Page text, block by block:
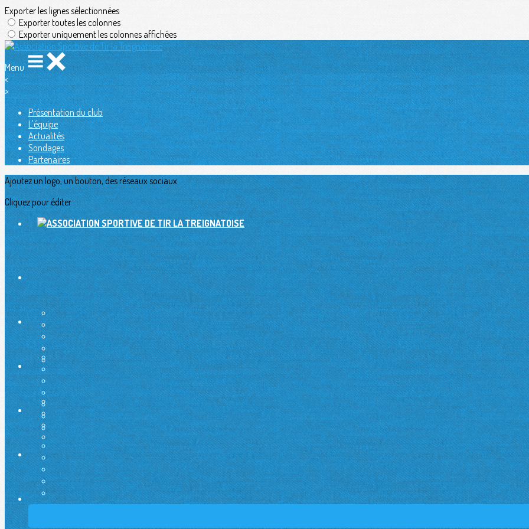
Exporter les lignes sélectionnées
Exporter toutes les colonnes
Exporter uniquement les colonnes affichées
Menu
<
>
Présentation du club
L'équipe
Actualités
Sondages
Partenaires
Ajoutez un logo, un bouton, des réseaux sociaux
Cliquez pour éditer